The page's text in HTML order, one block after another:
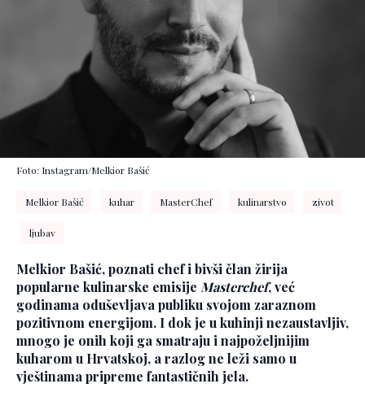
Foto: Instagram/Melkior Bašić
Melkior Bašić kuhar MasterChef kulinarstvo zivot
ljubav
Melkior Bašić, poznati chef i bivši član žirija
popularne kulinarske emisije Masterchef, već
godinama oduševljava publiku svojom zaraznom
pozitivnom energijom. I dok je u kuhinji nezaustavljiv,
mnogo je onih koji ga smatraju i najpoželjnijim
kuharom u Hrvatskoj, a razlog ne leži samo u
vještinama pripreme fantastičnih jela.